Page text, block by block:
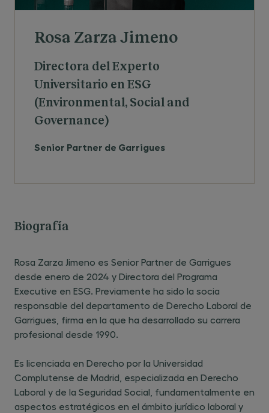
Rosa Zarza Jimeno
Directora del Experto
Universitario en ESG
(Environmental, Social and
Governance)
Senior Partner de Garrigues
Biografía
Rosa Zarza Jimeno es Senior Partner de Garrigues
desde enero de 2024 y Directora del Programa
Executive en ESG. Previamente ha sido la socia
responsable del departamento de Derecho Laboral de
Garrigues, firma en la que ha desarrollado su carrera
profesional desde 1990.
Es licenciada en Derecho por la Universidad
Complutense de Madrid, especializada en Derecho
Laboral y de la Seguridad Social, fundamentalmente en
aspectos estratégicos en el ámbito jurídico laboral y